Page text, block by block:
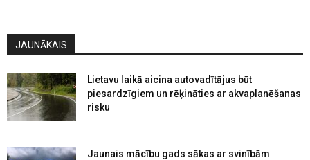
JAUNĀKAIS
Lietavu laikā aicina autovadītājus būt
piesardzīgiem un rēķināties ar akvaplanēšanas
risku
Jaunais mācību gads sākas ar svinībām